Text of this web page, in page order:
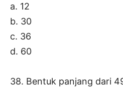
a. 12
b. 30
c. 36
d. 60
38. Bentuk panjang dari